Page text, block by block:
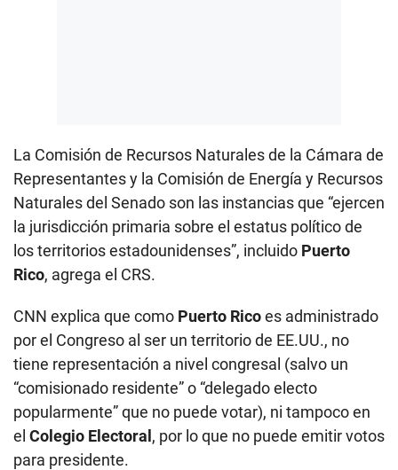
La Comisión de Recursos Naturales de la Cámara de
Representantes y la Comisión de Energía y Recursos
Naturales del Senado son las instancias que “ejercen
la jurisdicción primaria sobre el estatus político de
los territorios estadounidenses”, incluido Puerto
Rico, agrega el CRS.
CNN explica que como Puerto Ricoes administrado
por el Congreso al ser un territorio de EE.UU., no
tiene representación a nivel congresal (salvo un
“comisionado residente” o “delegado electo
popularmente” que no puede votar), ni tampoco en
el Colegio Electoral , por lo que no puede emitir votos
para presidente.